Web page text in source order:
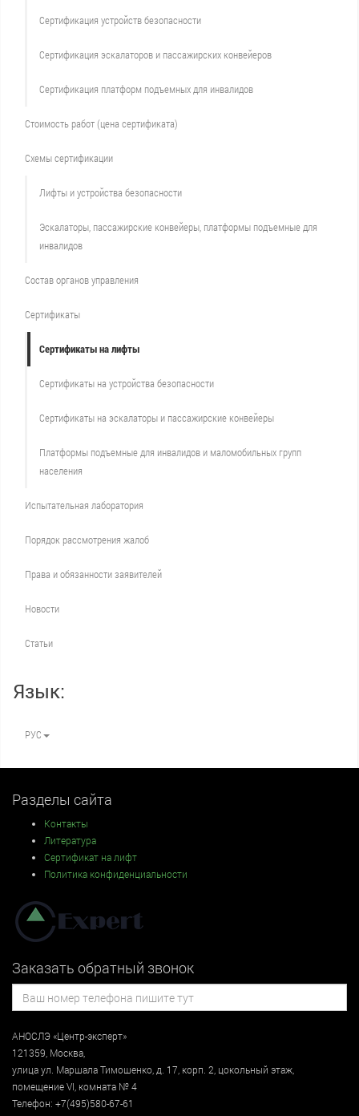
Сертификация устройств безопасности
Сертификация эскалаторов и пассажирских конвейеров
Сертификация платформ подъемных для инвалидов
Стоимость работ (цена сертификата)
Схемы сертификации
Лифты и устройства безопасности
Эскалаторы, пассажирские конвейеры, платформы подъемные для
инвалидов
Состав органов управления
Сертификаты
Сертификаты на лифты
Сертификаты на устройства безопасности
Сертификаты на эскалаторы и пассажирские конвейеры
Платформы подъемные для инвалидов и маломобильных групп
населения
Испытательная лаборатория
Порядок рассмотрения жалоб
Права и обязанности заявителей
Новости
Статьи
Язык:
РУС
Разделы сайта
Контакты
Литература
Сертификат на лифт
Политика конфиденциальности
Заказать обратный звонок
АНОСЛЭ «Центр-эксперт»
121359, Москва,
улицаул. Маршала Тимошенко, д. 17, корп. 2, цокольный этаж,
помещение VI, комната № 4
Телефон: +7(495)580-67-61